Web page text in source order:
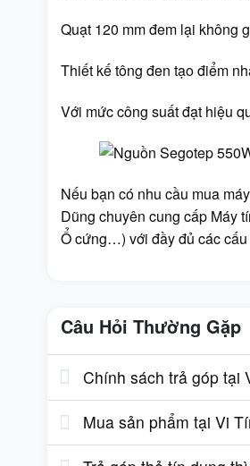
Quạt 120 mm đem lại không
Thiết kế tông đen tạo điểm
Với mức công suất đạt hiệu
Nếu bạn có nhu cầu mua
Dũng chuyên cung cấp Máy
Ổ cứng…) với đầy đủ các
Câu Hỏi Thường Gặp
Chính sách trả góp tại
Mua sản phẩm tại Vi